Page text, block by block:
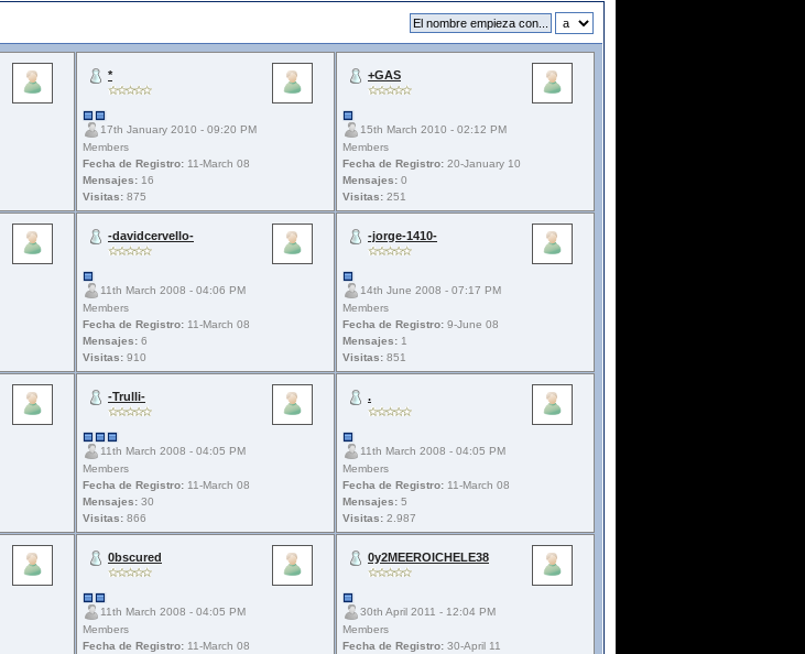
*
17th January 2010 - 09:20 PM
Members
Fecha de Registro: 11-March 08
Mensajes: 16
Visitas: 875
+GAS
15th March 2010 - 02:12 PM
Members
Fecha de Registro: 20-January 10
Mensajes: 0
Visitas: 251
-davidcervello-
11th March 2008 - 04:06 PM
Members
Fecha de Registro: 11-March 08
Mensajes: 6
Visitas: 910
-jorge-1410-
14th June 2008 - 07:17 PM
Members
Fecha de Registro: 9-June 08
Mensajes: 1
Visitas: 851
-Trulli-
11th March 2008 - 04:05 PM
Members
Fecha de Registro: 11-March 08
Mensajes: 30
Visitas: 866
.
11th March 2008 - 04:05 PM
Members
Fecha de Registro: 11-March 08
Mensajes: 5
Visitas: 2.987
0bscured
11th March 2008 - 04:05 PM
Members
Fecha de Registro: 11-March 08
0y2MEEROICHELE38
30th April 2011 - 12:04 PM
Members
Fecha de Registro: 30-April 11